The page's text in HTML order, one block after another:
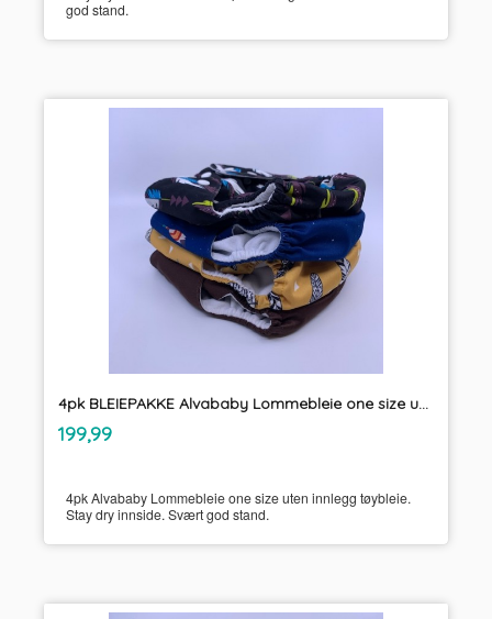
god stand.
4pk BLEIEPAKKE Alvababy Lommebleie one size uten innlegg tøybleie
Pris
199,99
4pk Alvababy Lommebleie one size uten innlegg tøybleie.
Stay dry innside. Svært god stand.